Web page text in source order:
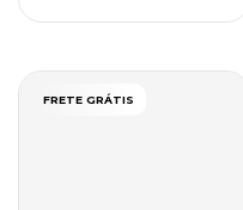
FRETE GRÁTIS